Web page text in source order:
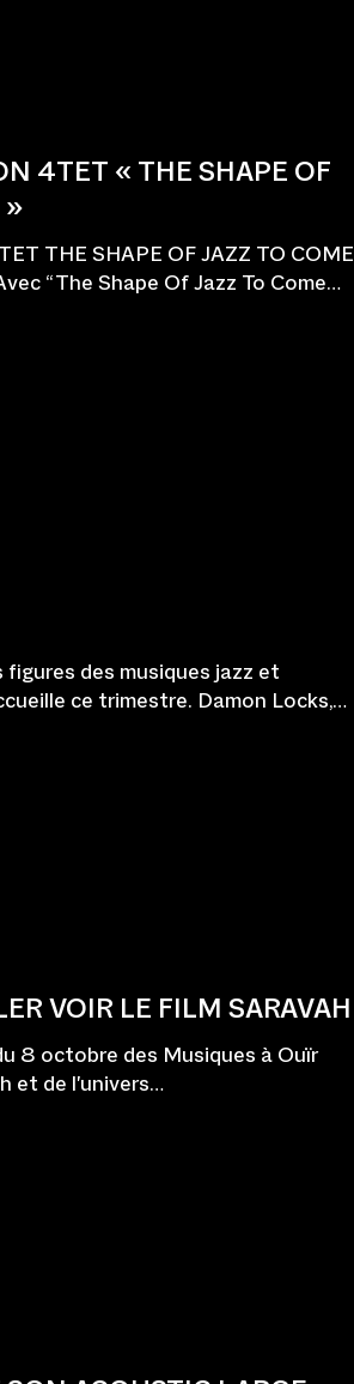
4TET « THE SHAPE OF
»
THE SHAPE OF JAZZ TO COME
“The Shape Of Jazz To Come…
figures des musiques jazz et
ce trimestre. Damon Locks,…
VOIR LE FILM SARAVAH
8 octobre des Musiques à Ouïr
et de l'univers…